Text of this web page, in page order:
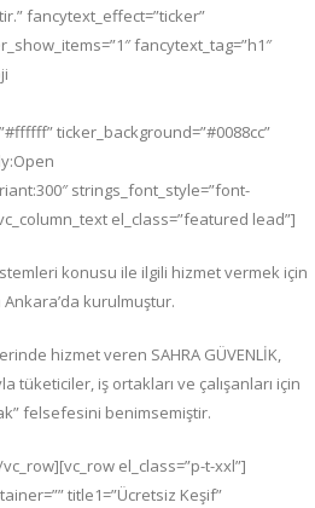
fancytext_effect=”ticker”
fancytext_tag=”h1″
ticker_background=”#0088cc”
strings_font_style=”font-
el_class=”featured lead”]
konusu ile ilgili hizmet vermek için
Ankara’da kurulmuştur.
hizmet veren SAHRA GÜVENLİK,
tüketiciler, iş ortakları ve çalışanları için
felsefesini benimsemiştir.
el_class=”p-t-xxl”]
title1=”Ücretsiz Keşif”